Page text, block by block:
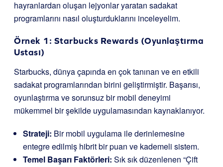
hayranlardan oluşan lejyonlar yaratan sadakat
programlarını nasıl oluşturduklarını inceleyelim.
Örnek 1: Starbucks Rewards (Oyunlaştırma
Ustası)
Starbucks, dünya çapında en çok tanınan ve en etkili
sadakat programlarından birini geliştirmiştir. Başarısı,
oyunlaştırma ve sorunsuz bir mobil deneyimi
mükemmel bir şekilde uygulamasından kaynaklanıyor.
Strateji: Bir mobil uygulama ile derinlemesine
entegre edilmiş hibrit bir puan ve kademeli sistem.
Temel Başarı Faktörleri: Sık sık düzenlenen “Çift